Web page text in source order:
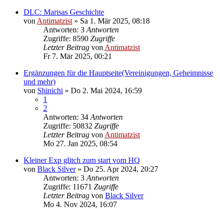
DLC: Marisas Geschichte
von Antimatzist » Sa 1. Mär 2025, 08:18
Antworten: 3 Antworten
Zugriffe: 8590 Zugriffe
Letzter Beitrag von Antimatzist
Fr 7. Mär 2025, 00:21
Ergänzungen für die Hauptseite(Vereinigungen, Geheimnisse
und mehr)
von Shinichi » Do 2. Mai 2024, 16:59
1
2
Antworten: 34 Antworten
Zugriffe: 50832 Zugriffe
Letzter Beitrag von Antimatzist
Mo 27. Jan 2025, 08:54
Kleiner Exp glitch zum start vom HQ
von Black Silver» Do 25. Apr 2024, 20:27
Antworten: 3 Antworten
Zugriffe: 11671 Zugriffe
Letzter Beitrag von Black Silver
Mo 4. Nov 2024, 16:07